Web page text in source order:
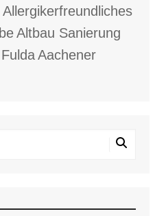
Allergikerfreundliches
Altbau Sanierung
Aachener